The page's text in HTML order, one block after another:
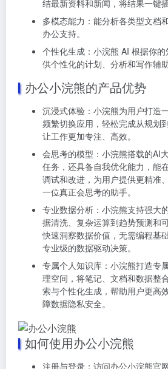
结最新资料和新闻，将结果一键
多模态能力：能分析各类型文档
办公支持。
个性化生成：小浣熊 AI 根据你
供个性化的计划、分析和写作辅助
办公小浣熊的产品优势
沉浸式体验：小浣熊为用户打造
频繁切换应用，轻松完成从规划
让工作更加专注、高效。
会思考的模型：小浣熊搭载的AI
任务，还具备自我优化能力，能
调试和改进，为用户提供更精准
一位真正会思考的助手。
专业数据分析：小浣熊支持强大
据清洗、复杂运算到趋势预测和
快速洞察数据价值，无需编程基
专业级的数据驱动决策。
专属个人知识库：小浣熊打造专
理空间，将笔记、文档和数据整
索与个性化生成，帮助用户更高
障数据隐私安全。
如何使用办公小浣熊
注册与登录：访问办公小浣熊官